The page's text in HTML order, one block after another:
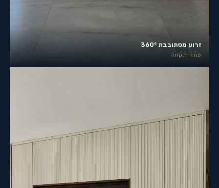
זרוע מסתובבת 360°
פתח תקווה